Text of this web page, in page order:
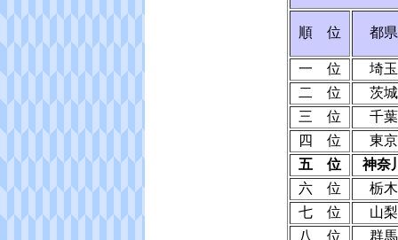
順 位 都
一 位
埼
二 位
茨
三 位
千
四 位
東
五 位
神奈
六 位
栃
七 位
山
八 位
群